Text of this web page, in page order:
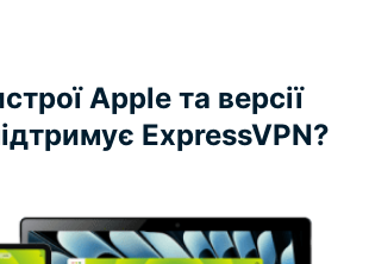
Apple та версії
ExpressVPN?